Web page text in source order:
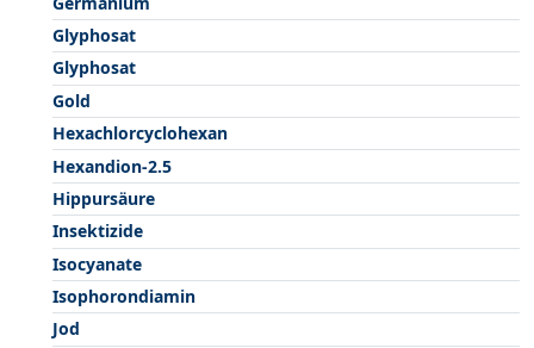
Glyphosat
Glyphosat
Gold
Hexachlorcyclohexan
Hexandion-2.5
Hippursäure
Insektizide
Isocyanate
Isophorondiamin
Jod